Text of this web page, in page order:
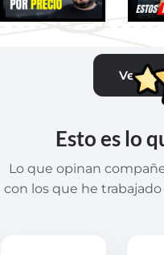
en la epoca
de la IA
4
El
Ver
Esto es lo
Lo que opinan
con los que he